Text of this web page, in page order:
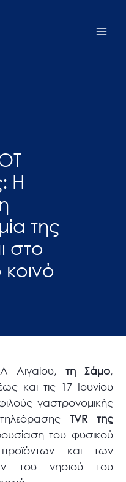
Η
της
στο
Αιγαίου,τη Σάμο,
και τις 17 Ιουνίου
γαστρονομικής
TVR
της
του φυσικού
και των
του νησιού του